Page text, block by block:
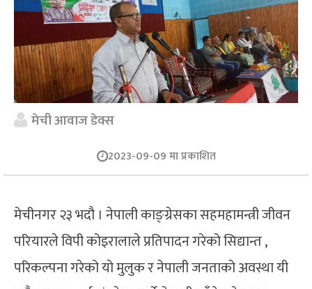
मेची आवाज डेक्स
2023-09-09 मा प्रकाशित
मेचीनगर २३ भदौ । नेपाली काङ्ग्रेसका सहमहामन्त्री जीवन
परियारले विपी कोइरालाले प्रतिपादन गरेको सिद्यान्त ,
परिकल्पना गरेको यो मुलुक र नेपाली जनताको अवस्था यी